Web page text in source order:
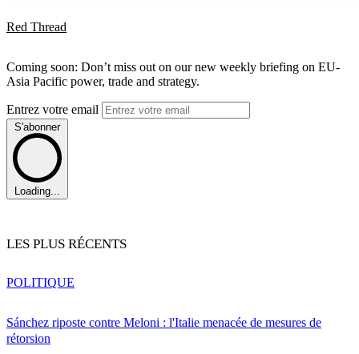
Red Thread
Coming soon: Don’t miss out on our new weekly briefing on EU-
Asia Pacific power, trade and strategy.
Entrez votre email
S'abonner
Loading...
LES PLUS RÉCENTS
Sánchez riposte contre Meloni : l'Italie menacée de mesures de
rétorsion
POLITIQUE